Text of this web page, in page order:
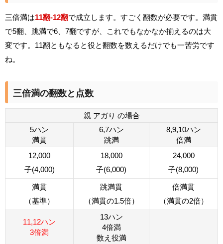
三倍満は11翻-12翻で成立します。すごく翻数が必要です。満貫
で5翻、跳満で6、7翻ですが、これでもなかなか揃えるのは大
変です。11翻ともなると役と翻数を数えるだけでも一苦労です
ね。
三倍満の翻数と点数
親 アガり の場合
5ハン
満貫
6,7ハン
跳満
8,9,10ハン
倍満
12,000
子(4,000)
18,000
子(6,000)
24,000
子(8,000)
満貫
（基準）
跳満貫
（満貫の1.5倍）
倍満貫
（満貫の2倍）
11,12ハン
3倍満
13ハン
4倍満
数え役満